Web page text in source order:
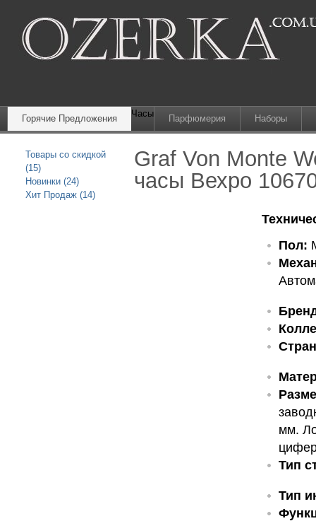
Горячие Предложения Часы Парфюмерия Наборы
Товары со скидкой
(15)
Новинки (24)
Хит Продаж (14)
Graf Von Monte
часы Вехро
Пол:
мм.
Тип
Тип